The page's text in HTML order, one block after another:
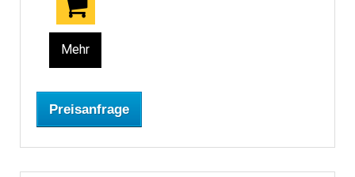
Mehr
Preisanfrage